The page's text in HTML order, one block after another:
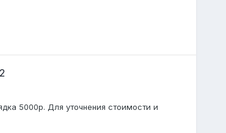
5000р. Для уточнения стоимости и